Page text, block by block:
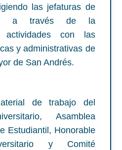
las jefaturas de
a través de la
actividades con las
y administrativas de
de San Andrés.
de trabajo del
Asamblea
Estudiantil, Honorable
y Comité